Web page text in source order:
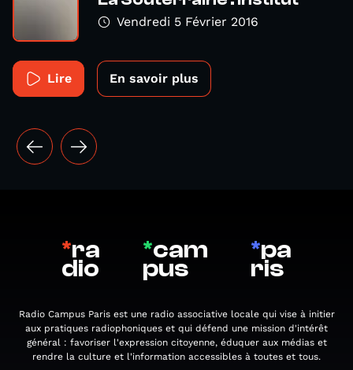
Vendredi 5 Février 2016
Lire En savoir plus
*ra
dio
*cam
pus
*pa
ris
Radio Campus Paris est une radio associative locale qui vise à initier
aux pratiques radiophoniques et qui défend une mission d'intérêt
général : favoriser l'expression citoyenne, éduquer aux médias et
rendre la culture et l'information accessibles à toutes et tous.